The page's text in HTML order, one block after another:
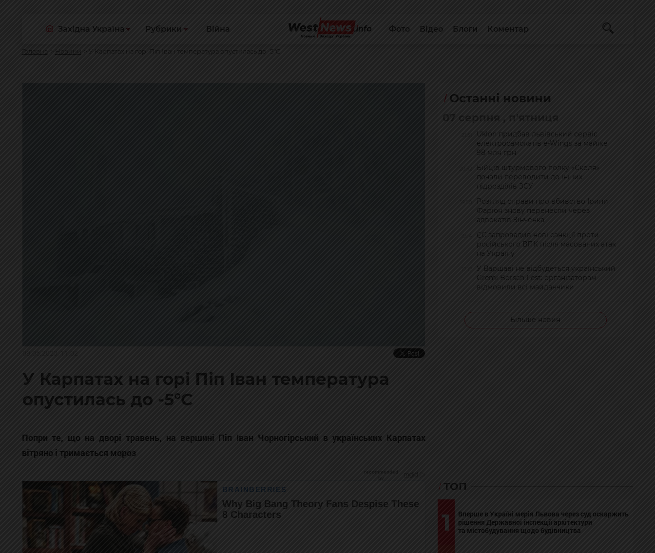
Західна Україна Рубрики Війна Фото Відео Блоги Коментар
Головна Новини У Карпатах на горі Піп Іван температура опустилась до -5°C
У Карпатах на горі Піп Іван температура
опустилась до -5°C
Попри те, що на дворі травень, на вершині Піп Іван Чорногірський в українських Карпатах
вітряно і тримається мороз
Останні новини
07 серпня , п'ятниця
Uklon придбав львівський сервіс
електросамокатів e-Wings за майже
98 млн грн
Бійців штурмового полку «Скеля»
почали переводити до інших
підрозділів ЗСУ
Розгляд справи про вбивство Ірини
Фаріон знову перенесли через
адвокатів Зінченка
ЄС запровадив нові санкції проти
російського ВПК після масованих атак
на Україну
У Варшаві не відбудеться український
Gremi Borsch Fest: організаторам
відмовили всі майданчики
Більше новин
ТОП
1
Вперше в Україні мерія Львова через суд оскаржить
рішення Державної інспекції архітектури
та містобудування щодо будівництва